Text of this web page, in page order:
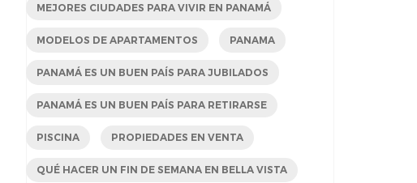
MEJORES CIUDADES PARA VIVIR EN PANAMÁ
MODELOS DE APARTAMENTOS PANAMA
PANAMÁ ES UN BUEN PAÍS PARA JUBILADOS
PANAMÁ ES UN BUEN PAÍS PARA RETIRARSE
PISCINA PROPIEDADES EN VENTA
QUÉ HACER UN FIN DE SEMANA EN BELLA VISTA